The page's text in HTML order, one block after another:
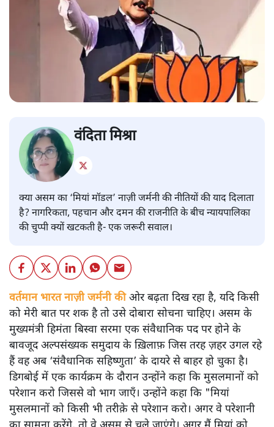
वंदिता मिश्रा
क्या असम का ‘मियां मॉडल’ नाज़ी जर्मनी की नीतियों की याद दिलाता
है? नागरिकता, पहचान और दमन की राजनीति के बीच न्यायपालिका
की चुप्पी क्यों खटकती है- एक जरूरी सवाल।
वर्तमान भारत नाज़ी जर्मनी कीओर बढ़ता दिख रहा है, यदि किसी
को मेरी बात पर शक है तो उसे दोबारा सोचना चाहिए। असम के
मुख्यमंत्री हिमंता बिस्वा सरमा एक संवैधानिक पद पर होने के
बावजूद अल्पसंख्यक समुदाय के ख़िलाफ़ जिस तरह ज़हर उगल रहे
हैं वह अब ‘संवैधानिक सहिष्णुता’ के दायरे से बाहर हो चुका है।
डिगबोई में एक कार्यक्रम के दौरान उन्होंने कहा कि मुसलमानों को
परेशान करो जिससे वो भाग जाएँ। उन्होंने कहा कि "मियां
मुसलमानों को किसी भी तरीक़े से परेशान करो। अगर वे परेशानी